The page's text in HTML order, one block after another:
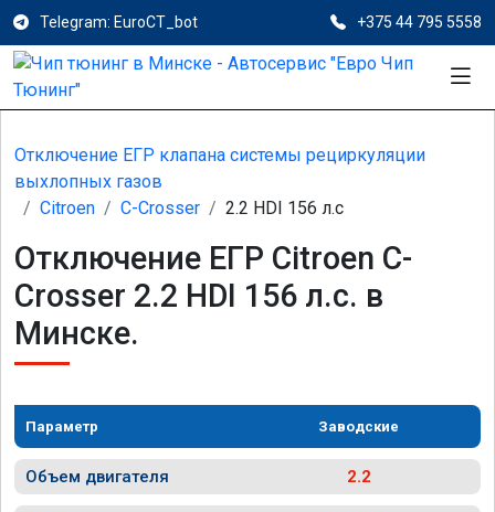
Telegram: EuroCT_bot +375 44 795 5558
Отключение ЕГР клапана системы рециркуляции
выхлопных газов
Citroen
C-Crosser 2.2 HDI 156 л.с
Отключение ЕГР Citroen C-
Crosser 2.2 HDI 156 л.с. в
Минске.
Параметр Заводские
Объем двигателя 2.2